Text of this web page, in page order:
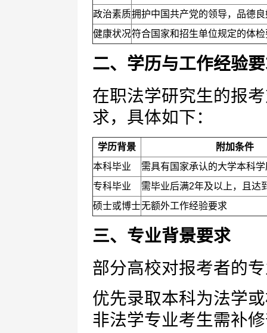
政治素质拥护中国共产党的领导，品德
健康状况符合国家和招生单位规定的体
二、学历与工作经验
在职法学研究生的报
求，具体如下：
学历背景
附加条件
本科毕业
需具有国家承认的大学本科学
专科毕业
需毕业后满2年及以上，且达
硕士或博士无额外工作经验要求
三、专业背景要求
部分高校对报考者的
优先录取本科为法学
非法学专业考生需补